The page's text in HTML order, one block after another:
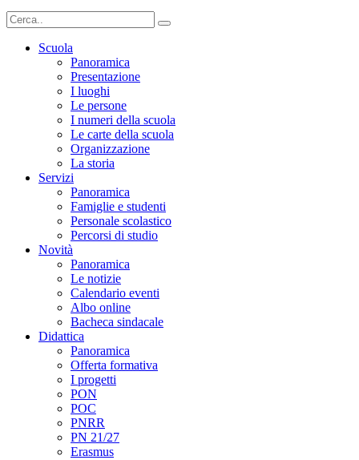
Scuola
Panoramica
Presentazione
I luoghi
Le persone
I numeri della scuola
Le carte della scuola
Organizzazione
La storia
Servizi
Panoramica
Famiglie e studenti
Personale scolastico
Percorsi di studio
Novità
Panoramica
Le notizie
Calendario eventi
Albo online
Bacheca sindacale
Didattica
Panoramica
Offerta formativa
I progetti
PON
POC
PNRR
PN 21/27
Erasmus